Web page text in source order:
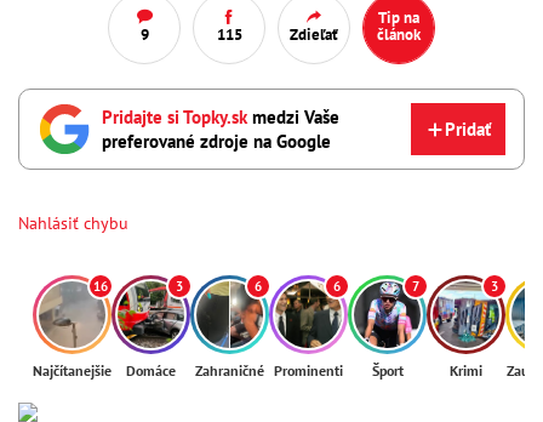
9 115 Zdieľať
Tip na
článok
Pridajte si Topky.sk medzi Vaše
preferované zdroje na Google
Pridať
Nahlásiť chybu
16
Najčítanejšie
3
Domáce
6
Zahraničné
6
Prominenti
7
Šport
3
Krimi